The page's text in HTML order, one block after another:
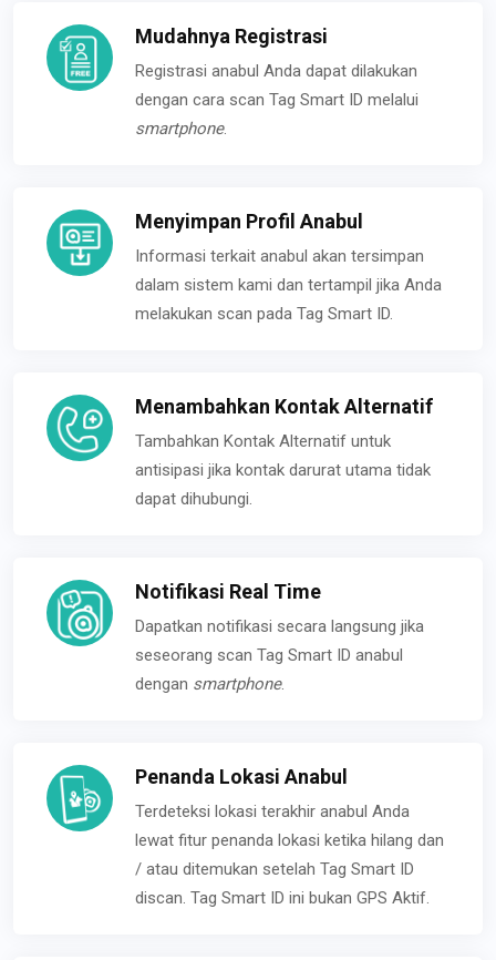
Mudahnya Registrasi
Registrasi anabul Anda dapat dilakukan
dengan cara scan Tag Smart ID melalui
smartphone.
Menyimpan Profil Anabul
Informasi terkait anabul akan tersimpan
dalam sistem kami dan tertampil jika Anda
melakukan scan pada Tag Smart ID.
Menambahkan Kontak Alternatif
Tambahkan Kontak Alternatif untuk
antisipasi jika kontak darurat utama tidak
dapat dihubungi.
Notifikasi Real Time
Dapatkan notifikasi secara langsung jika
seseorang scan Tag Smart ID anabul
dengan smartphone.
Penanda Lokasi Anabul
Terdeteksi lokasi terakhir anabul Anda
lewat fitur penanda lokasi ketika hilang dan
/ atau ditemukan setelah Tag Smart ID
discan. Tag Smart ID ini bukan GPS Aktif.